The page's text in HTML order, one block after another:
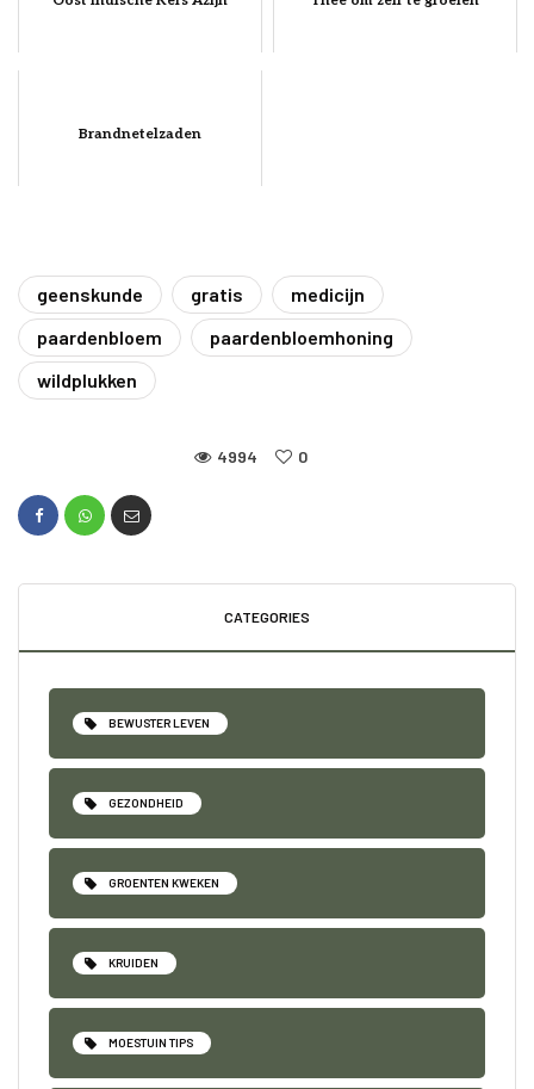
Brandnetelzaden
geenskunde gratis
medicijn
paardenbloem
paardenbloemhoning
wildplukken
4994 0
CATEGORIES
BEWUSTER LEVEN
GEZONDHEID
GROENTEN KWEKEN
KRUIDEN
MOESTUIN TIPS